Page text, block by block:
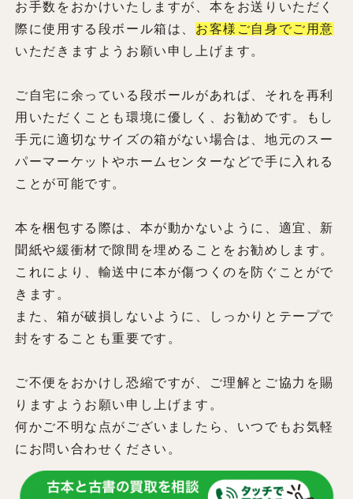
お手数をおかけいたしますが、本をお送りいただく
際に使用する段ボール箱は、 お客様ご自身でご用意
いただきますようお願い申し上げます。
ご自宅に余っている段ボールがあれば、それを再利
用いただくことも環境に優しく、お勧めです。もし
手元に適切なサイズの箱がない場合は、地元のスー
パーマーケットやホームセンターなどで手に入れる
ことが可能です。
本を梱包する際は、本が動かないように、適宜、新
聞紙や緩衝材で隙間を埋めることをお勧めします。
これにより、輸送中に本が傷つくのを防ぐことがで
きます。
また、箱が破損しないように、しっかりとテープで
封をすることも重要です。
ご不便をおかけし恐縮ですが、ご理解とご協力を賜
りますようお願い申し上げます。
何かご不明な点がございましたら、いつでもお気軽
にお問い合わせください。